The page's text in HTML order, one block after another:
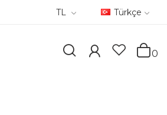
TL Türkçe
0